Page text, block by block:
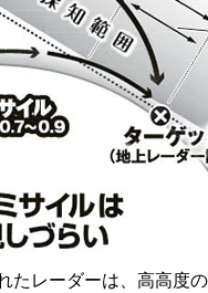
たレーダーは、高高度の